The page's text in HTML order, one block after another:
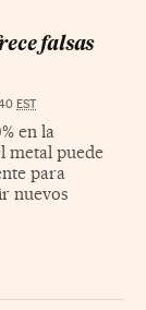
falsas
EST
en la
metal puede
para
nuevos